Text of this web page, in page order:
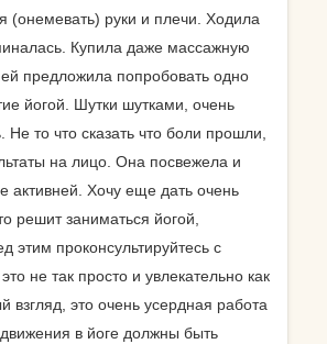
(онемевать) руки и плечи. Ходила
Купила даже массажную
ей предложила попробовать одно
йогой. Шутки шутками, очень
Не то что сказать что боли прошли,
на лицо. Она посвежела и
активней. Хочу еще дать очень
решит заниматься йогой,
этим проконсультируйтесь с
не так просто и увлекательно как
взгляд, это очень усердная работа
в йоге должны быть